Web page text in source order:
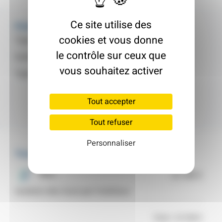
Fiche d'identité
Type de logement :Pavillon
78 m²
Maison Individuelle
Murs
22 368 €
Ce site utilise des
cookies et vous donne
le contrôle sur ceux que
vous souhaitez activer
Tout accepter
Tout refuser
Personnaliser